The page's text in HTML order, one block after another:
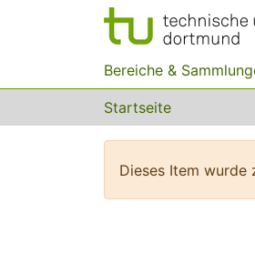
Bereiche &
Startseite
Dieses Item wurde